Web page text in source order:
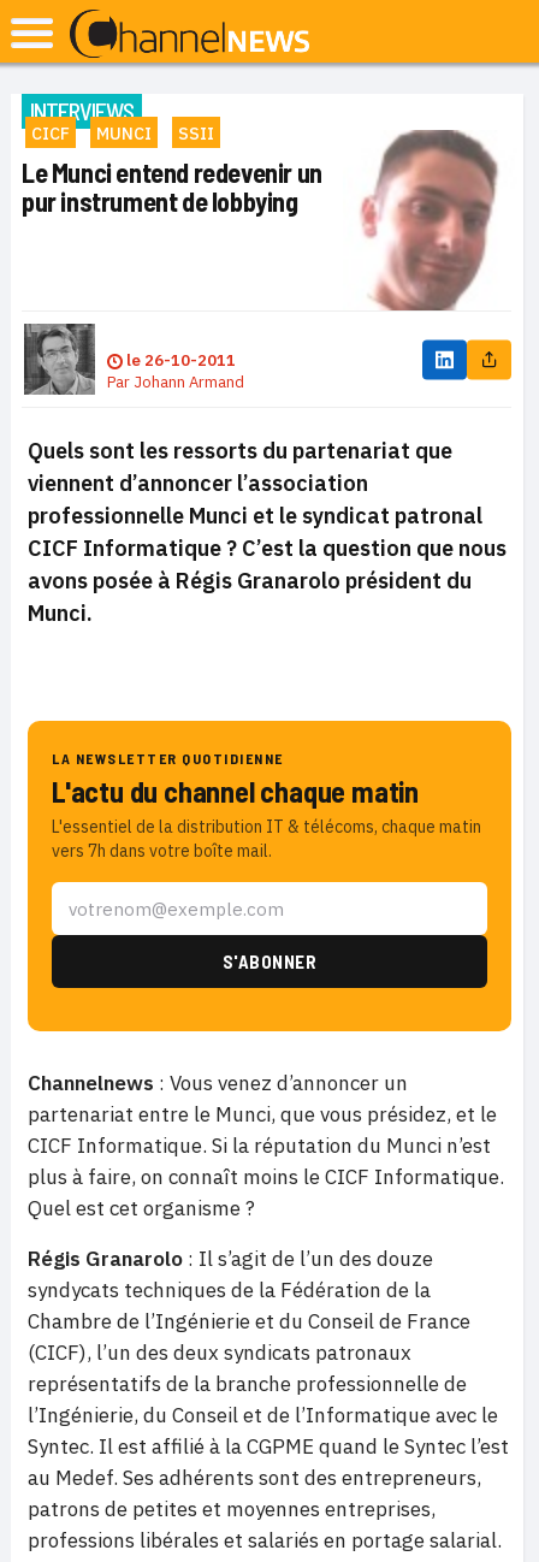
INTERVIEWS
CICF MUNCI SSII
Le Munci entend redevenir un
pur instrument de lobbying
le 26-10-2011
Par Johann Armand
Quels sont les ressorts du partenariat que
viennent d’annoncer l’association
professionnelle Munci et le syndicat patronal
CICF Informatique ? C’est la question que nous
avons posée à Régis Granarolo président du
Munci.
LA NEWSLETTER QUOTIDIENNE
L'actu du channel chaque matin
L'essentiel de la distribution IT & télécoms, chaque matin
vers 7h dans votre boîte mail.
Channelnews : Vous venez d’annoncer un
partenariat entre le Munci, que vous présidez, et le
CICF Informatique. Si la réputation du Munci n’est
plus à faire, on connaît moins le CICF Informatique.
Quel est cet organisme ?
Régis Granarolo : Il s’agit de l’un des douze
syndycats techniques de la Fédération de la
Chambre de l’Ingénierie et du Conseil de France
(CICF), l’un des deux syndicats patronaux
représentatifs de la branche professionnelle de
l’Ingénierie, du Conseil et de l’Informatique avec le
Syntec. Il est affilié à la CGPME quand le Syntec l’est
au Medef. Ses adhérents sont des entrepreneurs,
patrons de petites et moyennes entreprises,
professions libérales et salariés en portage salarial.